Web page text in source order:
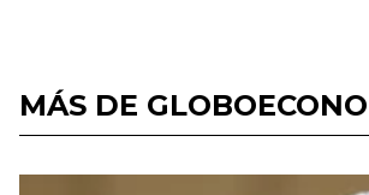
MÁS DE